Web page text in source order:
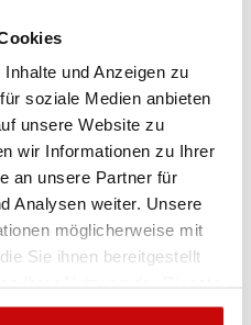
und Anzeigen zu
soziale Medien anbieten
unsere Website zu
wir Informationen zu Ihrer
an unsere Partner für
Analysen weiter. Unsere
möglicherweise mit
Sie ihnen bereitgestellt
Rückgabebestimmungen